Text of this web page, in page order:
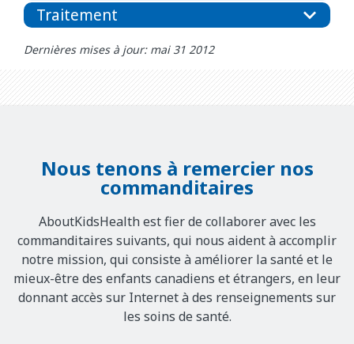
Traitement
Dernières mises à jour: mai 31 2012
Nous tenons à remercier nos
commanditaires
AboutKidsHealth est fier de collaborer avec les
commanditaires suivants, qui nous aident à accomplir
notre mission, qui consiste à améliorer la santé et le
mieux-être des enfants canadiens et étrangers, en leur
donnant accès sur Internet à des renseignements sur
les soins de santé.